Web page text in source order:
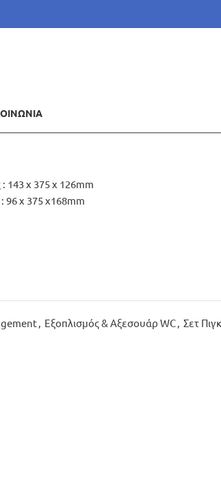
143 x 375 x 126mm
96 x 375 x168mm
, Εξοπλισμός & Αξεσουάρ WC, Σετ